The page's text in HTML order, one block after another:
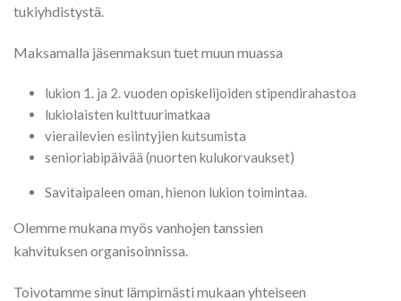
tukiyhdistystä.
Maksamalla jäsenmaksun tuet muun muassa
lukion 1. ja 2. vuoden opiskelijoiden stipendirahastoa
lukiolaisten kulttuurimatkaa
vierailevien esiintyjien kutsumista
senioriabipäivää (nuorten kulukorvaukset)
Savitaipaleen oman, hienon lukion toimintaa.
Olemme mukana myös vanhojen tanssien
kahvituksen organisoinnissa.
Toivotamme sinut lämpimästi mukaan yhteiseen